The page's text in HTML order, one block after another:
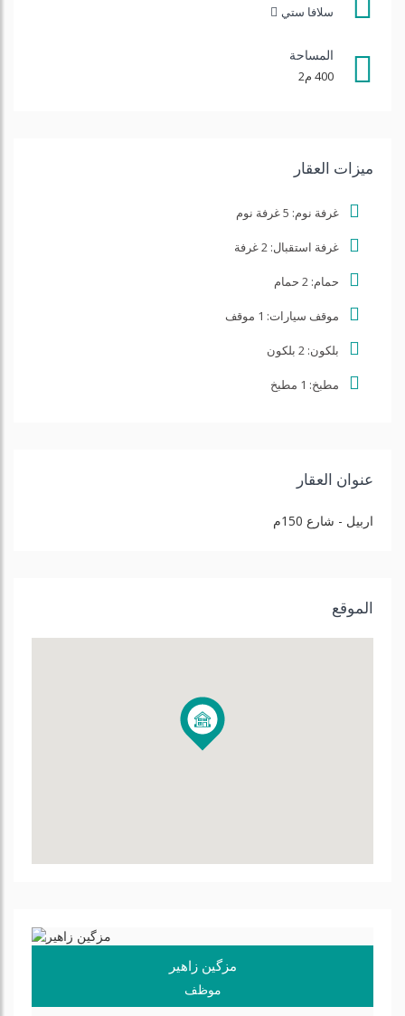
سلافا ستي
المساحة
400 م2
ميزات العقار
غرفة نوم:
غرفة استقبال:
حمام:
موقف سيارات:
بلكون:
مطبخ:
عنوان العقار
اربيل - شارع 150م
الموقع
مزگین زاهیر
موظف